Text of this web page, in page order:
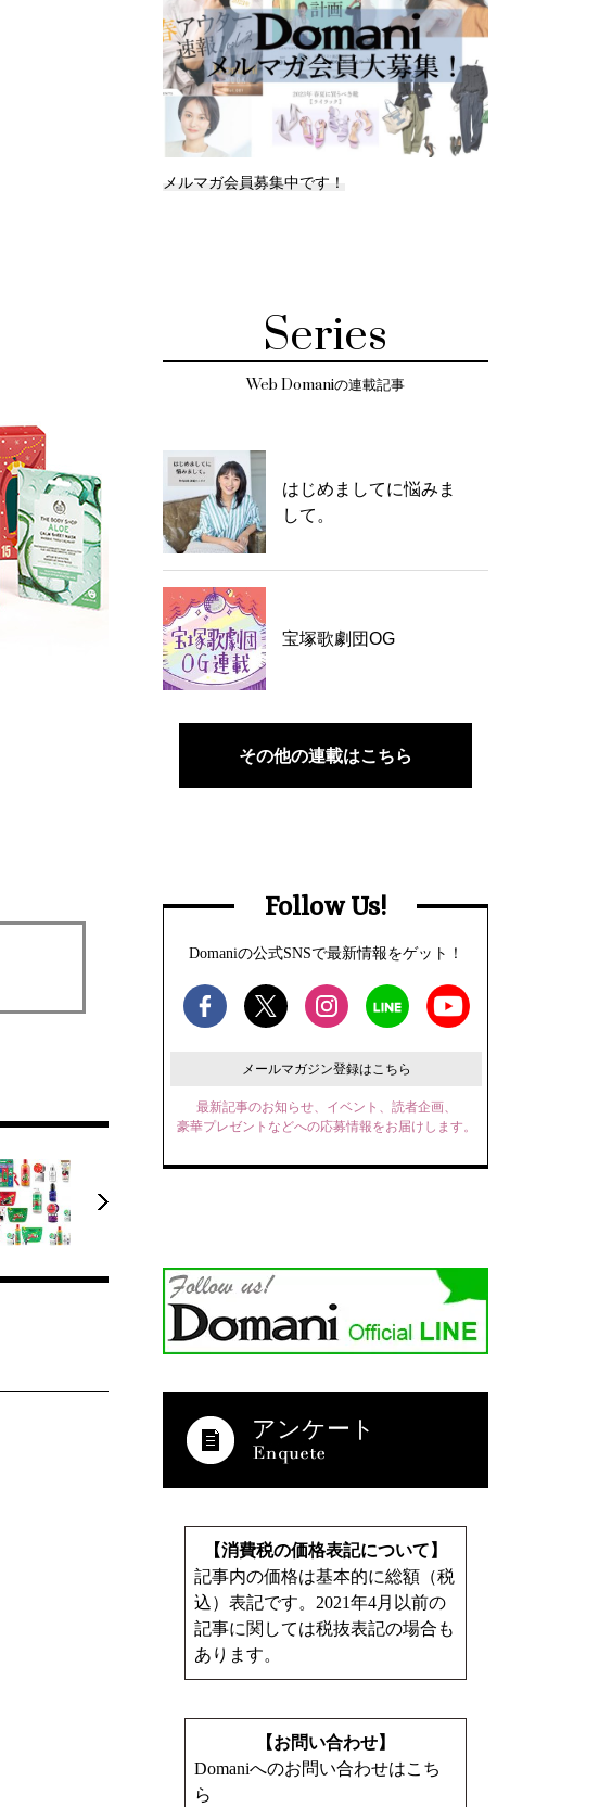
メルマガ会員募集中です！
Series
Web Domaniの連載記事
はじめましてに悩みま
して。
宝塚歌劇団OG
その他の連載はこちら
Follow Us!
Domaniの公式SNSで最新情報をゲット！
メールマガジン登録はこちら
最新記事のお知らせ、イベント、読者企画、
豪華プレゼントなどへの応募情報をお届けします。
アンケート
【消費税の価格表記について】
記事内の価格は基本的に総額（税
込）表記です。2021年4月以前の
記事に関しては税抜表記の場合も
あります。
【お問い合わせ】
Domaniへのお問い合わせはこち
ら